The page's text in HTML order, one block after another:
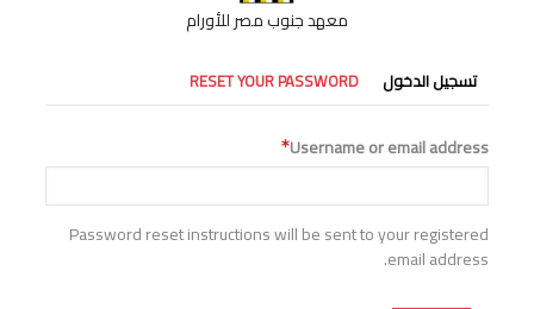
معهد جنوب مصر للأورام
التبويبات
الأساسية
تسجيل الدخول RESET YOUR PASSWORD
Username or email address
Password reset instructions will be sent to your registered
email address.